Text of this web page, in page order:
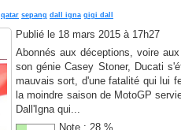
qatar sepang dall igna gigi dall
Publié le 18 mars 2015 à 17h27
Abonnés aux déceptions, voire
son génie Casey Stoner, Ducati
mauvais sort, d'une fatalité qui lui
la moindre saison de MotoGP
Dall'Igna qui...
Note : 28 %